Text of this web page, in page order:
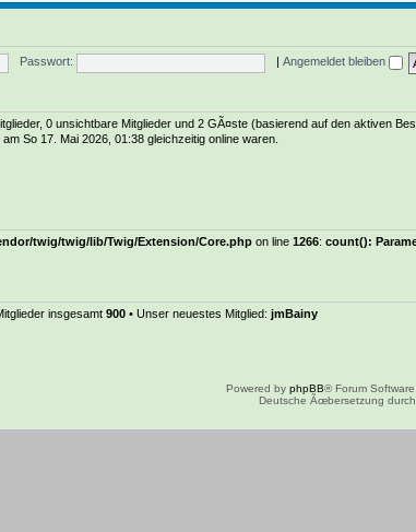
Passwort: Angemeldet bleiben
0 unsichtbare Mitglieder und 2 GÃ¤ste (basierend auf den aktiven
So 17. Mai 2026, 01:38 gleichzeitig online waren.
twig/twig/lib/Twig/Extension/Core.php on line 1266: count():
insgesamt 900 • Unser neuestes Mitglied: jmBainy
Powered by phpBB® Forum
Deutsche Ãœbersetzung durch